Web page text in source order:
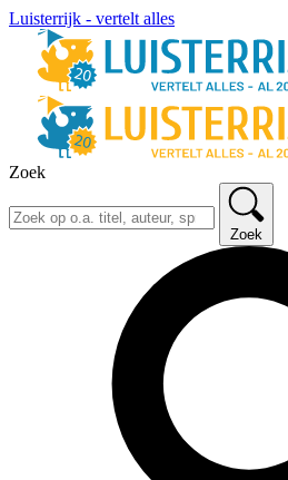
Luisterrijk - vertelt alles
Zoek
Zoek